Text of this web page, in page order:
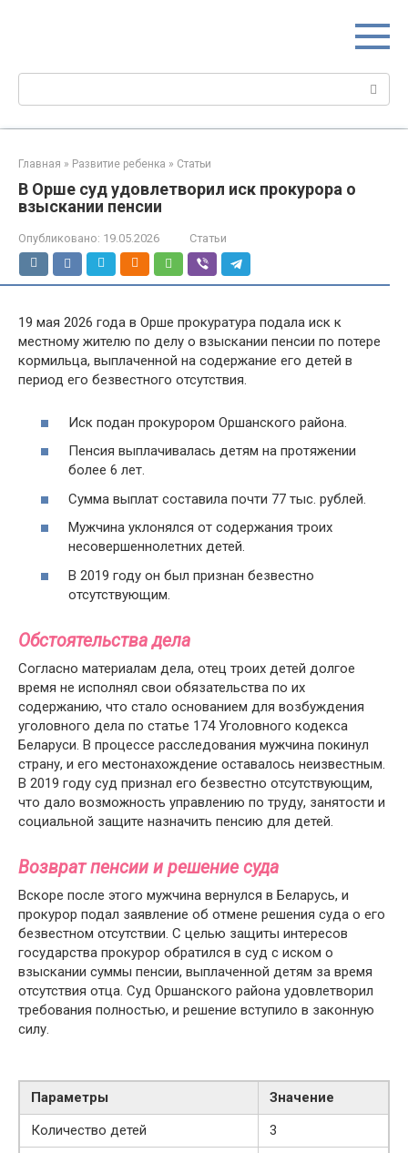
Поиск:
Главная » Развитие ребенка » Статьи
В Орше суд удовлетворил иск прокурора о
взыскании пенсии
Опубликовано: 19.05.2026 Статьи
19 мая 2026 года в Орше прокуратура подала иск к
местному жителю по делу о взыскании пенсии по потере
кормильца, выплаченной на содержание его детей в
период его безвестного отсутствия.
Иск подан прокурором Оршанского района.
Пенсия выплачивалась детям на протяжении
более 6 лет.
Сумма выплат составила почти 77 тыс. рублей.
Мужчина уклонялся от содержания троих
несовершеннолетних детей.
В 2019 году он был признан безвестно
отсутствующим.
Обстоятельства дела
Согласно материалам дела, отец троих детей долгое
время не исполнял свои обязательства по их
содержанию, что стало основанием для возбуждения
уголовного дела по статье 174 Уголовного кодекса
Беларуси. В процессе расследования мужчина покинул
страну, и его местонахождение оставалось неизвестным.
В 2019 году суд признал его безвестно отсутствующим,
что дало возможность управлению по труду, занятости и
социальной защите назначить пенсию для детей.
Возврат пенсии и решение суда
Вскоре после этого мужчина вернулся в Беларусь, и
прокурор подал заявление об отмене решения суда о его
безвестном отсутствии. С целью защиты интересов
государства прокурор обратился в суд с иском о
взыскании суммы пенсии, выплаченной детям за время
отсутствия отца. Суд Оршанского района удовлетворил
требования полностью, и решение вступило в законную
силу.
Параметры
Значение
Количество детей
3